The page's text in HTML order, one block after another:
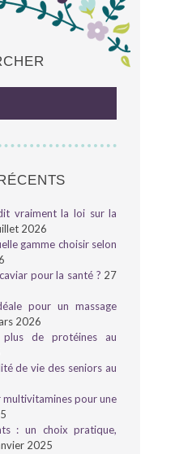
vraiment la loi sur la
2026
gamme choisir selon
pour la santé ? 27
pour un massage
2026
de protéines au
de vie des seniors au
pour une
: un choix pratique,
2025